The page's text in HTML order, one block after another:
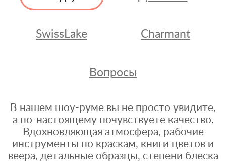
SwissLake Charmant
Вопросы
В нашем шоу-руме вы не просто увидите,
а по-настоящему почувствуете качество.
Вдохновляющая атмосфера, рабочие
инструменты по краскам, книги цветов и
веера, детальные образцы, степени блеска